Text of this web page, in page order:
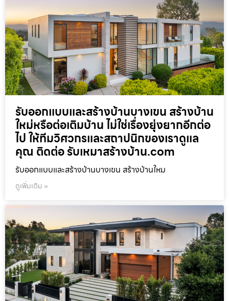
รับออกแบบและสร้างบ้านบางเขน สร้างบ้าน
ใหม่หรือต่อเติมบ้าน ไม่ใช่เรื่องยุ่งยากอีกต่อ
ไป ให้ทีมวิศวกรและสถาปนิกของเราดูแล
คุณ ติดต่อ รับเหมาสร้างบ้าน.com
รับออกแบบและสร้างบ้านบางเขน สร้างบ้านใหม
ดูเพิ่มเติม »